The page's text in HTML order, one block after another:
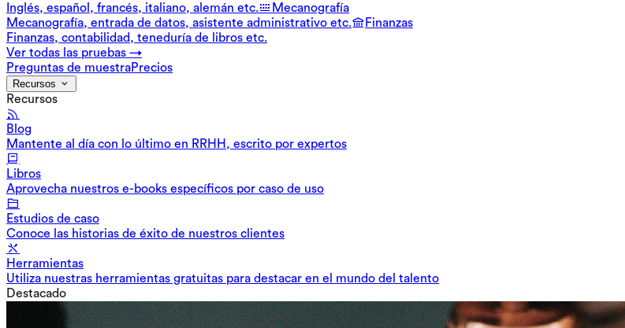
Inglés, español, francés, italiano, alemán etc.
Mecanografía
Mecanografía, entrada de datos, asistente administrativo etc.
Finanzas
Finanzas, contabilidad, teneduría de libros etc.
Ver todas las pruebas →
Preguntas de muestraPrecios
Recursos
Recursos
Blog
Mantente al día con lo último en RRHH, escrito por expertos
Libros
Aprovecha nuestros e-books específicos por caso de uso
Estudios de caso
Conoce las historias de éxito de nuestros clientes
Herramientas
Utiliza nuestras herramientas gratuitas para destacar en el mundo del talento
Destacado